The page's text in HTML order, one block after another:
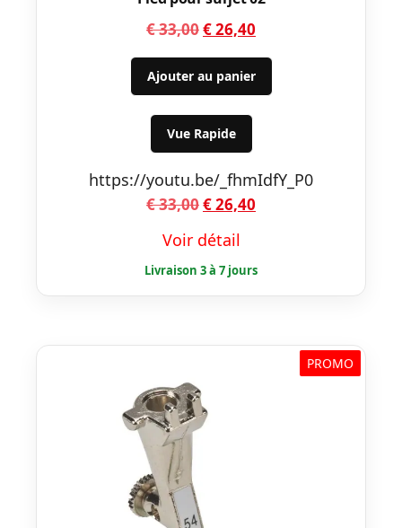
€33,00Le
prix
initial
était :
€ 33,00.
€26,40
prix
actuel
est :
Ajouter au panier
Vue Rapide
https://youtu.be/_fhmIdfY_P0
€33,00Le
initial
était :
€ 33,00.
€26,40
est :
€ 26,40.
Voir détail
PROMO